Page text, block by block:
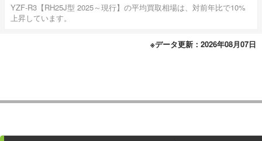
YZF-R3【RH25J型 2025～現行】の平均買取相場は、対前年比で10%
上昇しています。
※データ更新：2026年08月07日